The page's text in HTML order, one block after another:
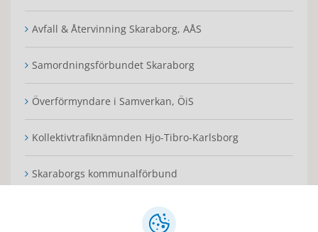
Avfall & Återvinning Skaraborg, AÅS
Samordningsförbundet Skaraborg
Överförmyndare i Samverkan, ÖiS
Kollektivtrafiknämnden Hjo-Tibro-Karlsborg
Skaraborgs kommunalförbund